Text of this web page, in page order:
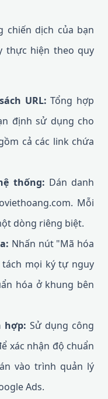
chiến dịch của bạn
thực hiện theo quy
URL: Tổng hợp
định sử dụng cho
cả các link chứa
thống: Dán danh
Mỗi
dòng riêng biệt.
Nhấn nút "Mã hóa
mọi ký tự nguy
hóa ở khung bên
hợp: Sử dụng công
xác nhận độ chuẩn
vào trình quản lý
Ads.